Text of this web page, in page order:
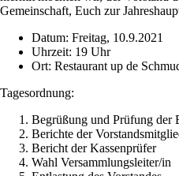
Gemeinschaft, Euch zur
Datum: Freitag, 10.9.2021
Uhrzeit: 19 Uhr
Ort: Restaurant up de
Tagesordnung:
Begrüßung und Prüfung der
Berichte der
Bericht der Kassenprüfer
Wahl Versammlungsleiter/in